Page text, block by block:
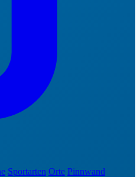
Sportarten Orte Pinnwand